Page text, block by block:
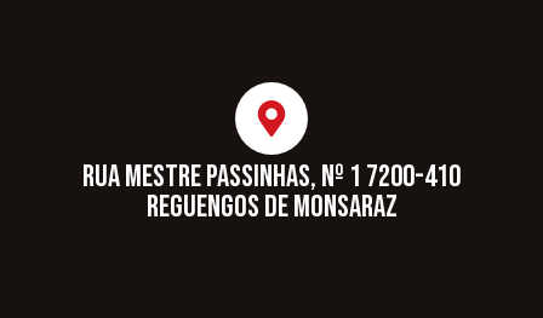
Rua Mestre Passinhas, nº 1 7200-410
Reguengos de Monsaraz